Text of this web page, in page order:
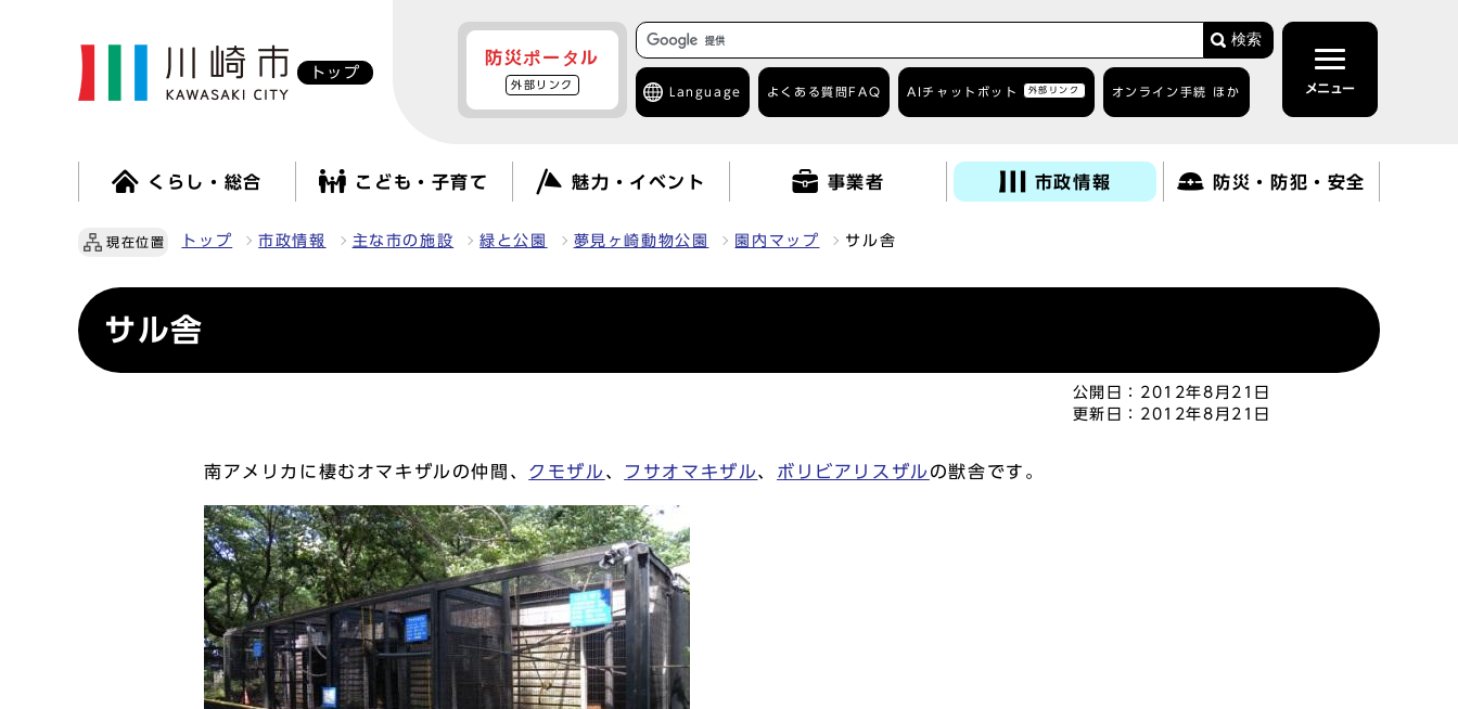
トップ
防災ポータル
外部リンク
検索
Language よくある質問 FAQ AIチャットボット 外部リンク オンライン手続 ほか メニュー
くらし・総合 こども・子育て 魅力・イベント 事業者 市政情報 防災・防犯・安全
現在位置 トップ 市政情報 主な市の施設 緑と公園 夢見ヶ崎動物公園 園内マップ サル舎
サル舎
公開日： 2012年8月21日
更新日： 2012年8月21日
南アメリカに棲むオマキザルの仲間、 クモザル 、 フサオマキザル、 ボリビアリスザル の獣舎です。